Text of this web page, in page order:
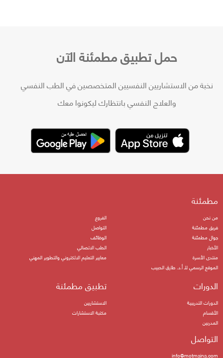
حمل تطبيق مطمئنة الآن
نخبة من الاستشاريين النفسيين المتخصصين في الطب النفسي
والعلاج النفسي بانتظارك ليكونوا معك
مطمئنة
من نحن
فريق مطمئنة
جوال مطمئنة
الأخبار
منتدى الأسرة
الموقع الرسمي للـ أ.د. طارق الحبيب
الفروع
التواصل
الوظائف
الطب الاتصالي
معايير التعليم الالكتروني والتطوير المهني
الدورات
الدورات التدريبية
الأقسام
المدربين
تطبيق مطمئنة
الاستشاريين
مكتبة الاستشارات
التواصل
info@motmaina.com